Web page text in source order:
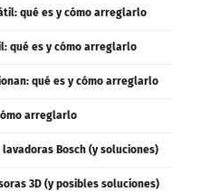
qué es y cómo arreglarlo
qué es y cómo arreglarlo
qué es y cómo arreglarlo
arreglarlo
Bosch (y soluciones)
3D (y posibles soluciones)